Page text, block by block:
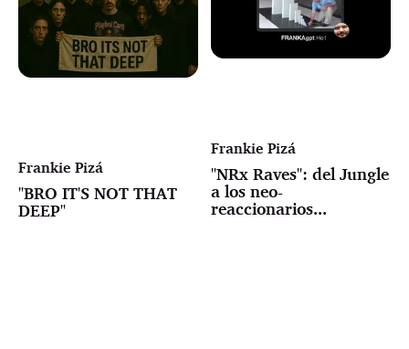
Frankie Pizá
"BRO IT'S NOT THAT
DEEP"
Frankie Pizá
"NRx Raves": del Jungle
a los neo-
reaccionarios...